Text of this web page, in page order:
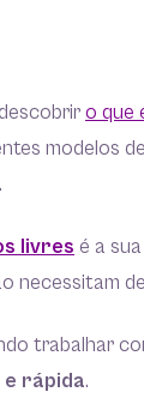
o que
modelos
livres é a
necessitam
trabalhar
e rápida.